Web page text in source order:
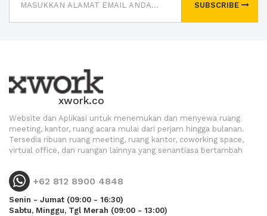
SUBSCRIBE
xwork.co
Website dan Aplikasi untuk menemukan dan menyewa ruang
meeting, kantor, ruang acara mulai dari perjam hingga bulanan.
Tersedia ribuan ruang meeting, ruang kantor, coworking space,
virtual office, dan ruangan lainnya yang senantiasa bertambah
+62 812 8900 4848
Senin - Jumat (09:00 - 16:30)
Sabtu, Minggu, Tgl Merah (09:00 - 13:00)